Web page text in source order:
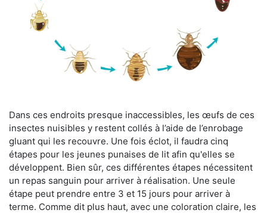
Dans ces endroits presque inaccessibles, les œufs de ces
insectes nuisibles y restent collés à l’aide de l’enrobage
gluant qui les recouvre. Une fois éclot, il faudra cinq
étapes pour les jeunes punaises de lit afin qu'elles se
développent. Bien sûr, ces différentes étapes nécessitent
un repas sanguin pour arriver à réalisation. Une seule
étape peut prendre entre 3 et 15 jours pour arriver à
terme. Comme dit plus haut, avec une coloration claire, les